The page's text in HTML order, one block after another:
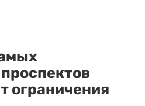
ограничения